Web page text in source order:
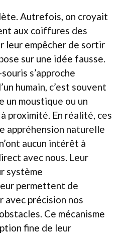
Autrefois, on croyait
aux coiffures des
leur empêcher de sortir
sur une idée fausse.
s’approche
humain, c’est souvent
un moustique ou un
proximité. En réalité, ces
appréhension naturelle
aucun intérêt à
avec nous. Leur
système
permettent de
avec précision nos
Ce mécanisme
fine de leur